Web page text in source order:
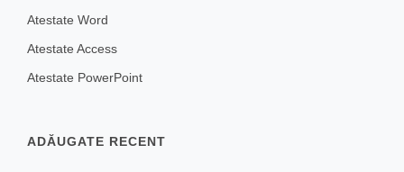
Atestate Word
Atestate Access
Atestate PowerPoint
ADĂUGATE RECENT